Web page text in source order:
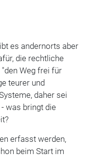
es andernorts aber
die rechtliche
Weg frei für
teurer und
daher sei
was bringt die
erfasst werden,
beim Start im